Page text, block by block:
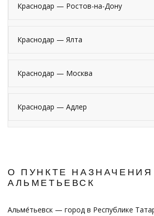
Краснодар — Ростов-на-Дону
Краснодар — Ялта
Краснодар — Москва
Краснодар — Адлер
О ПУНКТЕ
АЛЬМЕТЬЕВСК
Альме́тьевск — город в Республике